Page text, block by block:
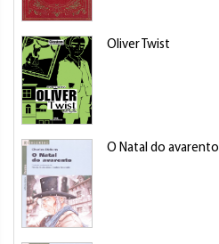
Oliver Twist
O Natal do avarento